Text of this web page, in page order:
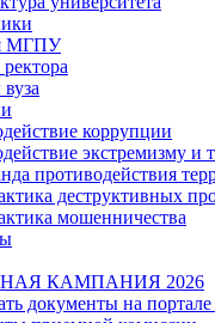
МГПУ
коррупции
экстремизму и
противодействия
деструктивных
мошенничества
КАМПАНИЯ 2026
документы на портале